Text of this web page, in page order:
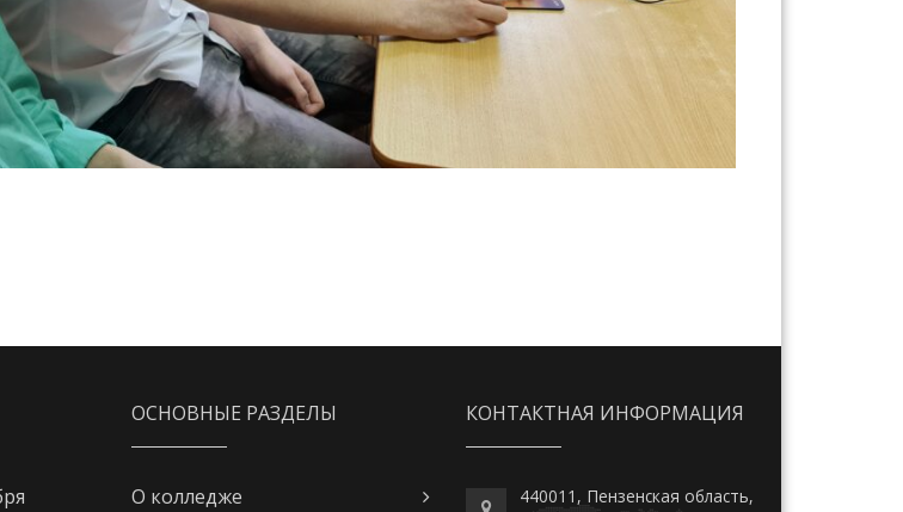
ОСНОВНЫЕ РАЗДЕЛЫ
О колледже
КОНТАКТНАЯ ИНФОРМАЦИЯ
440011, Пензенская область,